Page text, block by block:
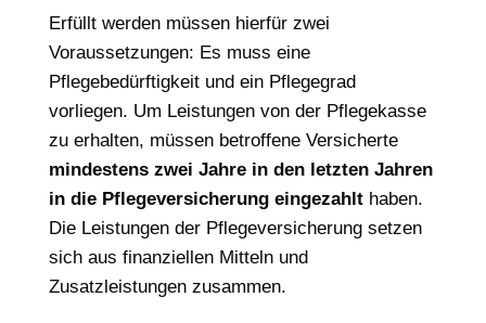
Erfüllt werden müssen hierfür zwei
Voraussetzungen: Es muss eine
Pflegebedürftigkeit und ein Pflegegrad
vorliegen. Um Leistungen von der Pflegekasse
zu erhalten, müssen betroffene Versicherte
mindestens zwei Jahre in den letzten Jahren
in die Pflegeversicherung eingezahlthaben.
Die Leistungen der Pflegeversicherung setzen
sich aus finanziellen Mitteln und
Zusatzleistungen zusammen.